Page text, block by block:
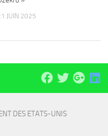
JUIN 2025
DES ETATS-UNIS